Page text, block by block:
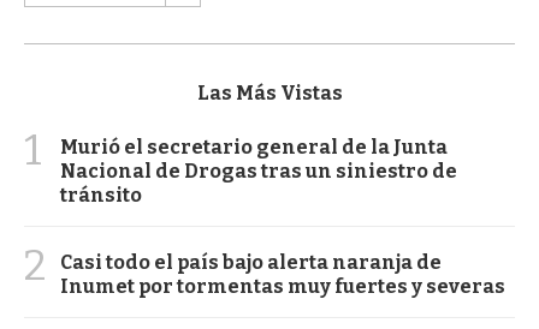
Las Más Vistas
1
Murió el secretario general de la Junta
Nacional de Drogas tras un siniestro de
tránsito
2
Casi todo el país bajo alerta naranja de
Inumet por tormentas muy fuertes y severas